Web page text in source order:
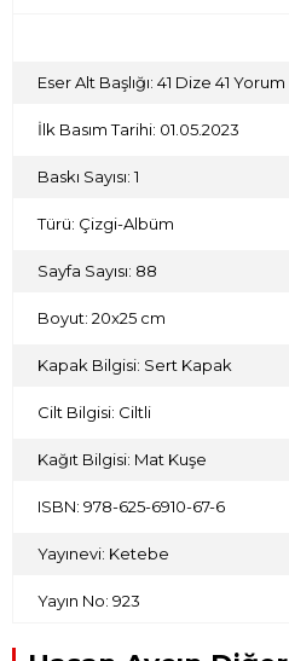
başa, yüz yüze kalacaktır.
Cemal Şakar
Eser Alt Başlığı: 41 Dize 41 Yorum
İlk Basım Tarihi: 01.05.2023
Baskı Sayısı: 1
Türü: Çizgi-Albüm
Sayfa Sayısı: 88
Boyut: 20x25 cm
Kapak Bilgisi: Sert Kapak
Cilt Bilgisi: Ciltli
Kağıt Bilgisi: Mat Kuşe
ISBN: 978-625-6910-67-6
Yayınevi: Ketebe
Yayın No: 923